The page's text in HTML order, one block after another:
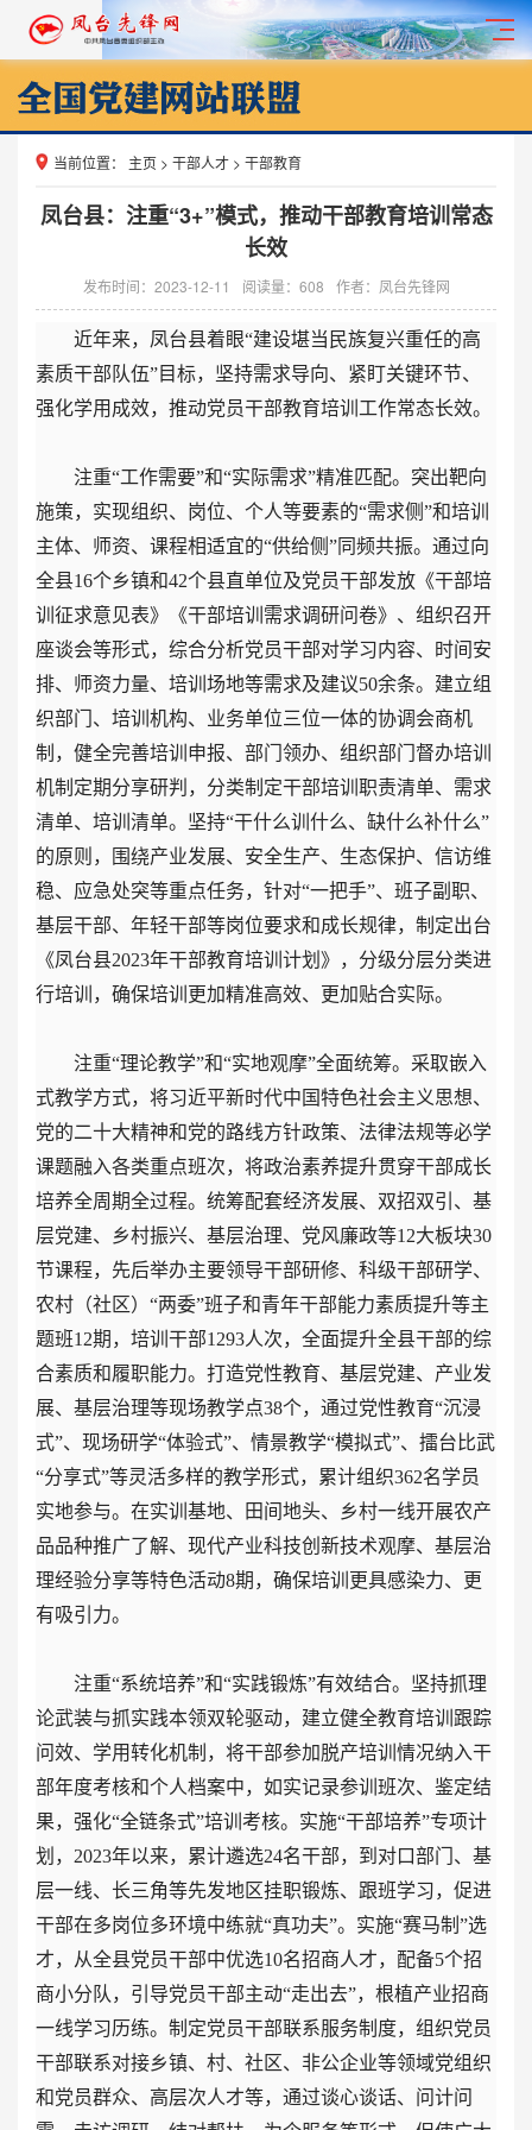
当前位置： 主页 > 干部人才 > 干部教育
凤台县：注重“3+”模式，推动干部教育培训常态
长效
发布时间：2023-12-11 阅读量： 608 作者：凤台先锋网
近年来，凤台县着眼“建设堪当民族复兴重任的高
素质干部队伍”目标，坚持需求导向、紧盯关键环节、
强化学用成效，推动党员干部教育培训工作常态长效。
注重“工作需要”和“实际需求”精准匹配。突出靶向
施策，实现组织、岗位、个人等要素的“需求侧”和培训
主体、师资、课程相适宜的“供给侧”同频共振。通过向
全县16个乡镇和42个县直单位及党员干部发放《干部培
训征求意见表》《干部培训需求调研问卷》、组织召开
座谈会等形式，综合分析党员干部对学习内容、时间安
排、师资力量、培训场地等需求及建议50余条。建立组
织部门、培训机构、业务单位三位一体的协调会商机
制，健全完善培训申报、部门领办、组织部门督办培训
机制定期分享研判，分类制定干部培训职责清单、需求
清单、培训清单。坚持“干什么训什么、缺什么补什么”
的原则，围绕产业发展、安全生产、生态保护、信访维
稳、应急处突等重点任务，针对“一把手”、班子副职、
基层干部、年轻干部等岗位要求和成长规律，制定出台
《凤台县2023年干部教育培训计划》，分级分层分类进
行培训，确保培训更加精准高效、更加贴合实际。
注重“理论教学”和“实地观摩”全面统筹。采取嵌入
式教学方式，将习近平新时代中国特色社会主义思想、
党的二十大精神和党的路线方针政策、法律法规等必学
课题融入各类重点班次，将政治素养提升贯穿干部成长
培养全周期全过程。统筹配套经济发展、双招双引、基
层党建、乡村振兴、基层治理、党风廉政等12大板块30
节课程，先后举办主要领导干部研修、科级干部研学、
农村（社区）“两委”班子和青年干部能力素质提升等主
题班12期，培训干部1293人次，全面提升全县干部的综
合素质和履职能力。打造党性教育、基层党建、产业发
展、基层治理等现场教学点38个，通过党性教育“沉浸
式”、现场研学“体验式”、情景教学“模拟式”、擂台比武
“分享式”等灵活多样的教学形式，累计组织362名学员
实地参与。在实训基地、田间地头、乡村一线开展农产
品品种推广了解、现代产业科技创新技术观摩、基层治
理经验分享等特色活动8期，确保培训更具感染力、更
有吸引力。
注重“系统培养”和“实践锻炼”有效结合。坚持抓理
论武装与抓实践本领双轮驱动，建立健全教育培训跟踪
问效、学用转化机制，将干部参加脱产培训情况纳入干
部年度考核和个人档案中，如实记录参训班次、鉴定结
果，强化“全链条式”培训考核。实施“干部培养”专项计
划，2023年以来，累计遴选24名干部，到对口部门、基
层一线、长三角等先发地区挂职锻炼、跟班学习，促进
干部在多岗位多环境中练就“真功夫”。实施“赛马制”选
才，从全县党员干部中优选10名招商人才，配备5个招
商小分队，引导党员干部主动“走出去”，根植产业招商
一线学习历练。制定党员干部联系服务制度，组织党员
干部联系对接乡镇、村、社区、非公企业等领域党组织
和党员群众、高层次人才等，通过谈心谈话、问计问